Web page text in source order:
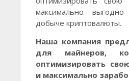
максимально
добыче криптовалюты.
Наша компания
для майнеров,
оптимизировать
и максимально